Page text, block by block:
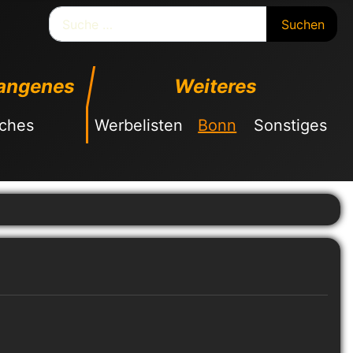
Suchen
Weiteres
Werbelisten Bonn Sonstiges